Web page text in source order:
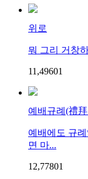
위로
뭐 그리 거창
11,49601
예배규례(禮
예배에도 규
면 마...
12,77801